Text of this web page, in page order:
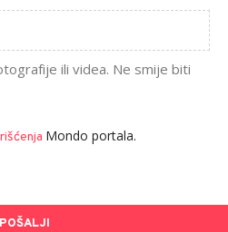
ili videa. Ne smije biti
Mondo portala.
POŠALJI